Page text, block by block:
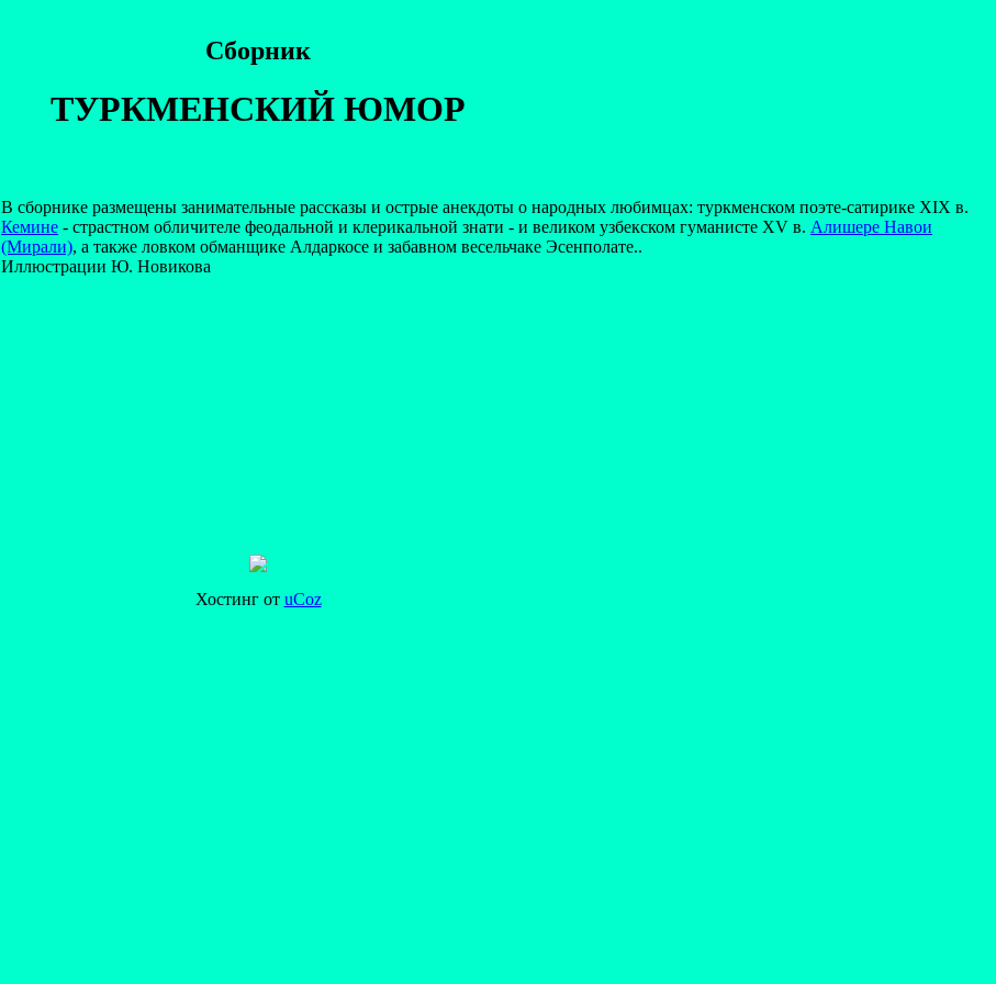
Сборник
ТУРКМЕНСКИЙ ЮМОР
В сборнике размещены занимательные рассказы и острые анекдоты о народных любимцах: туркменском поэте-сатирике XIX в.
Кемине - страстном обличителе феодальной и клерикальной знати - и великом узбекском гуманисте XV в. Алишере Навои
(Мирали), а также ловком обманщике Алдаркосе и забавном весельчаке Эсенполате..
Иллюстрации Ю. Новикова
Хостинг от uCoz